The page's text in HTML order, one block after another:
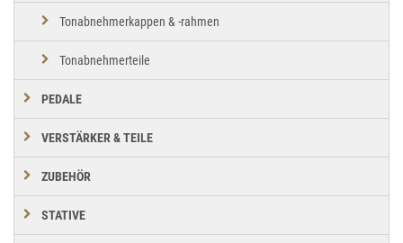
Tonabnehmerkappen & -rahmen
Tonabnehmerteile
PEDALE
VERSTÄRKER & TEILE
ZUBEHÖR
STATIVE